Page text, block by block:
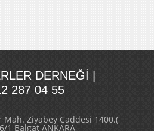
DERNEĞI |
287 04 55
Mah. Ziyabey Caddesi 1400.(
1 Balgat ANKARA